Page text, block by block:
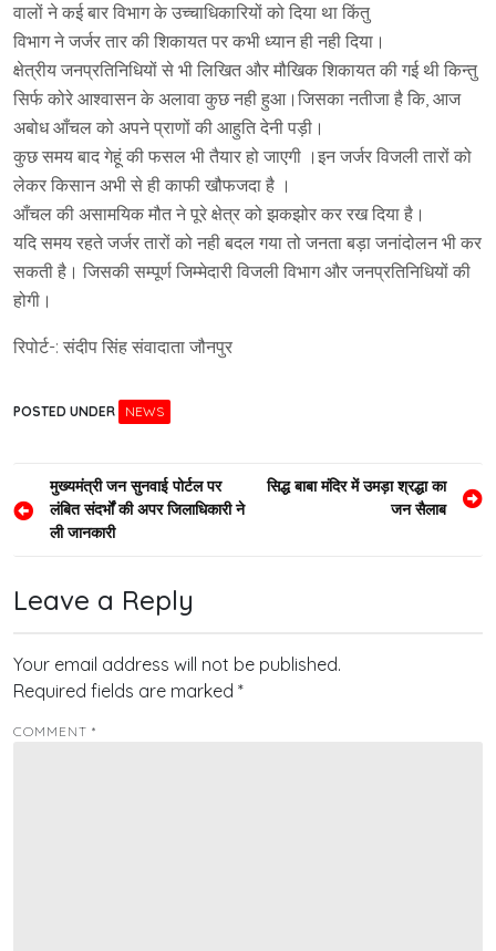
वालों ने कई बार विभाग के उच्चाधिकारियों को दिया था किंतु
विभाग ने जर्जर तार की शिकायत पर कभी ध्यान ही नही दिया।
क्षेत्रीय जनप्रतिनिधियों से भी लिखित और मौखिक शिकायत की गई थी किन्तु
सिर्फ कोरे आश्वासन के अलावा कुछ नही हुआ।जिसका नतीजा है कि, आज
अबोध आँचल को अपने प्राणों की आहुति देनी पड़ी।
कुछ समय बाद गेहूं की फसल भी तैयार हो जाएगी ।इन जर्जर विजली तारों को
लेकर किसान अभी से ही काफी खौफजदा है ।
आँचल की असामयिक मौत ने पूरे क्षेत्र को झकझोर कर रख दिया है।
यदि समय रहते जर्जर तारों को नही बदल गया तो जनता बड़ा जनांदोलन भी कर
सकती है। जिसकी सम्पूर्ण जिम्मेदारी विजली विभाग और जनप्रतिनिधियों की
होगी।
रिपोर्ट-: संदीप सिंह संवादाता जौनपुर
POSTED UNDER NEWS
Post
navigation
मुख्यमंत्री जन सुनवाई पोर्टल पर
लंबित संदर्भों की अपर जिलाधिकारी ने
ली जानकारी
सिद्ध बाबा मंदिर में उमड़ा श्रद्धा का
जन सैलाब
Leave a Reply
Your email address will not be published.
Required fields are marked *
COMMENT *